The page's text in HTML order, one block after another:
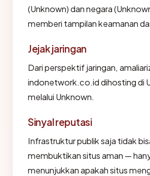
(Unknown) dan negara
memberi tampilan keamanan
Jejak jaringan
Dari perspektif jaringan,
indonetwork.co.id dihosting di
melalui Unknown.
Sinyal reputasi
Infrastruktur publik saja tidak
membuktikan situs aman —
menunjukkan apakah situs